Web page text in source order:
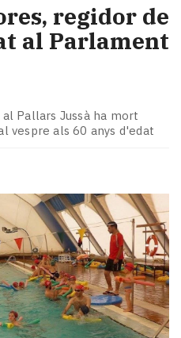
regidor de
al Parlament
Pallars Jussà ha mort
vespre als 60 anys d'edat